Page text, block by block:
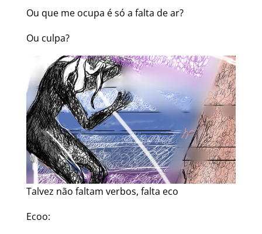
Ou que me ocupa é só a falta de ar?
Ou culpa?
Talvez não faltam verbos, falta eco
Ecoo: